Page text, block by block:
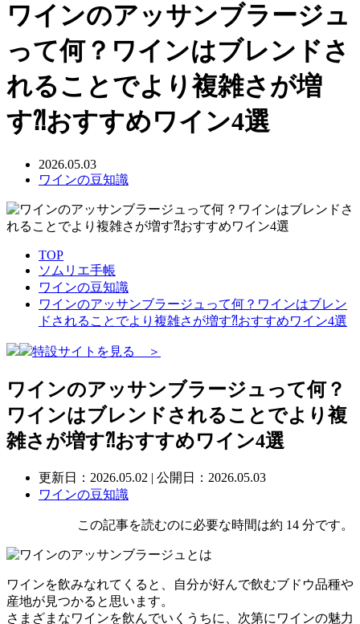
ワインのアッサンブラージュ
って何？ワインはブレンドさ
れることでより複雑さが増
す⁈おすすめワイン4選
2026.05.03
ワインの豆知識
TOP
ソムリエ手帳
ワインの豆知識
ワインのアッサンブラージュって何？ワインはブレン
ドされることでより複雑さが増す⁈おすすめワイン4選
特設サイトを見る ＞
ワインのアッサンブラージュって何？
ワインはブレンドされることでより複
雑さが増す⁈おすすめワイン4選
更新日： 2026.05.02 | 公開日：2026.05.03
ワインの豆知識
この記事を読むのに必要な時間は約 14 分です。
ワインを飲みなれてくると、自分が好んで飲むブドウ品種や
産地が見つかると思います。
さまざまなワインを飲んでいくうちに、次第にワインの魅力